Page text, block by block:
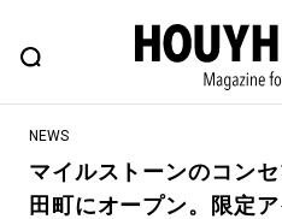
FEATURE BLOG
ヒップなファッション、カルチャ
NEWS
マイルストーンのコン
田町にオープン。限定